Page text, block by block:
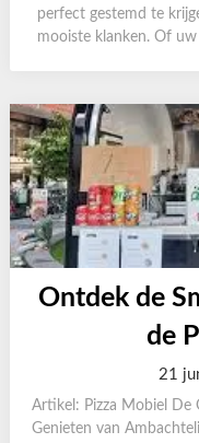
perfect gestemd te
mooiste klanken. Of uw
Ontdek de
de
21
Artikel: Pizza Mobiel De
Genieten van